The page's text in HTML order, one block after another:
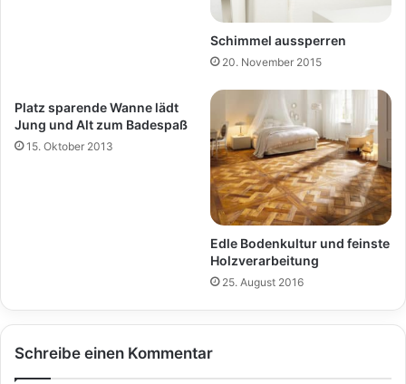
Schimmel aussperren
20. November 2015
Platz sparende Wanne lädt
Jung und Alt zum Badespaß
15. Oktober 2013
Edle Bodenkultur und feinste
Holzverarbeitung
25. August 2016
Schreibe einen Kommentar